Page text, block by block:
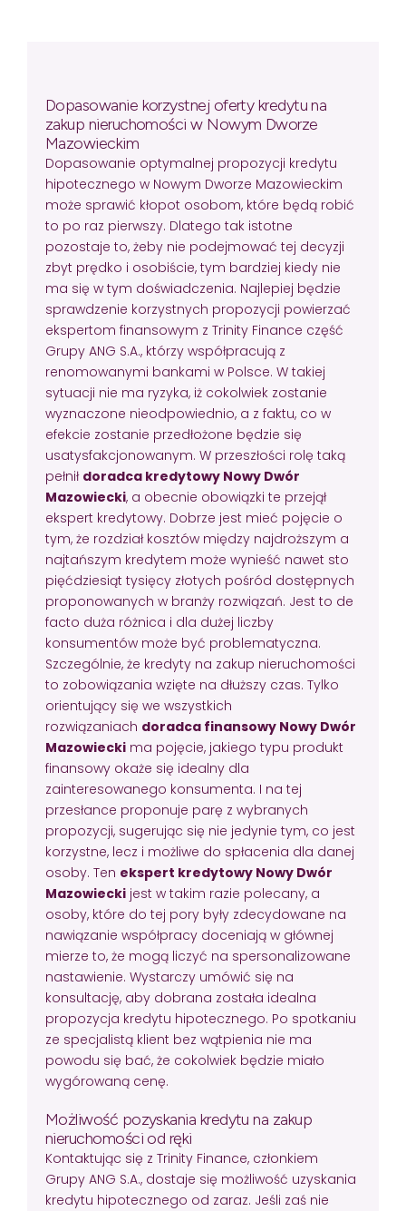
Dopasowanie korzystnej oferty kredytu na
zakup nieruchomości w Nowym Dworze
Mazowieckim
Dopasowanie optymalnej propozycji kredytu
hipotecznego w Nowym Dworze Mazowieckim
może sprawić kłopot osobom, które będą robić
to po raz pierwszy. Dlatego tak istotne
pozostaje to, żeby nie podejmować tej decyzji
zbyt prędko i osobiście, tym bardziej kiedy nie
ma się w tym doświadczenia. Najlepiej będzie
sprawdzenie korzystnych propozycji powierzać
ekspertom finansowym z Trinity Finance część
Grupy ANG S.A., którzy współpracują z
renomowanymi bankami w Polsce. W takiej
sytuacji nie ma ryzyka, iż cokolwiek zostanie
wyznaczone nieodpowiednio, a z faktu, co w
efekcie zostanie przedłożone będzie się
usatysfakcjonowanym. W przeszłości rolę taką
pełnił doradca kredytowy Nowy Dwór
Mazowiecki, a obecnie obowiązki te przejął
ekspert kredytowy. Dobrze jest mieć pojęcie o
tym, że rozdział kosztów między najdroższym a
najtańszym kredytem może wynieść nawet sto
pięćdziesiąt tysięcy złotych pośród dostępnych
proponowanych w branży rozwiązań. Jest to de
facto duża różnica i dla dużej liczby
konsumentów może być problematyczna.
Szczególnie, że kredyty na zakup nieruchomości
to zobowiązania wzięte na dłuższy czas. Tylko
orientujący się we wszystkich
rozwiązaniach doradca finansowy Nowy Dwór
Mazowiecki ma pojęcie, jakiego typu produkt
finansowy okaże się idealny dla
zainteresowanego konsumenta. I na tej
przesłance proponuje parę z wybranych
propozycji, sugerując się nie jedynie tym, co jest
korzystne, lecz i możliwe do spłacenia dla danej
osoby. Ten ekspert kredytowy Nowy Dwór
Mazowiecki jest w takim razie polecany, a
osoby, które do tej pory były zdecydowane na
nawiązanie współpracy doceniają w głównej
mierze to, że mogą liczyć na spersonalizowane
nastawienie. Wystarczy umówić się na
konsultację, aby dobrana została idealna
propozycja kredytu hipotecznego. Po spotkaniu
ze specjalistą klient bez wątpienia nie ma
powodu się bać, że cokolwiek będzie miało
wygórowaną cenę.
Możliwość pozyskania kredytu na zakup
nieruchomości od ręki
Kontaktując się z Trinity Finance, członkiem
Grupy ANG S.A., dostaje się możliwość uzyskania
kredytu hipotecznego od zaraz. Jeśli zaś nie